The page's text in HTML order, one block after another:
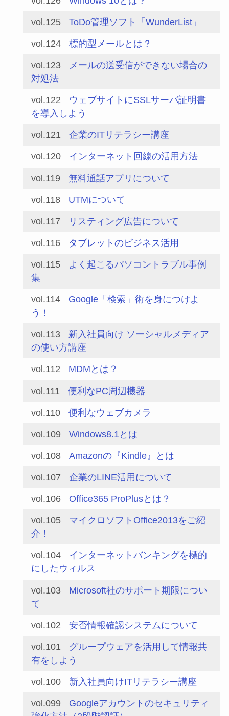
vol.125 ToDo管理ソフト「WunderList」
vol.124 標的型メールとは？
vol.123
メールの送受信ができない場合の
対処法
vol.122
ウェブサイトにSSLサーバ証明書
を導入しよう
vol.121 企業のITリテラシー講座
vol.120 インターネット回線の活用方法
vol.119 無料通話アプリについて
vol.118 UTMについて
vol.117 リスティング広告について
vol.116 タブレットのビジネス活用
vol.115
よく起こるパソコントラブル事例
集
vol.114
Google「検索」術を身につけよ
う！
vol.113
新入社員向け ソーシャルメディア
の使い方講座
vol.112 MDMとは？
vol.111 便利なPC周辺機器
vol.110 便利なウェブカメラ
vol.109 Windows8.1とは
vol.108 Amazonの『Kindle』とは
vol.107 企業のLINE活用について
vol.106 Office365 ProPlusとは？
vol.105
マイクロソフトOffice2013をご紹
介！
vol.104
インターネットバンキングを標的
にしたウィルス
vol.103
Microsoft社のサポート期限につい
て
vol.102 安否情報確認システムについて
vol.101
グループウェアを活用して情報共
有をしよう
vol.100 新入社員向けITリテラシー講座
vol.099
Googleアカウントのセキュリティ